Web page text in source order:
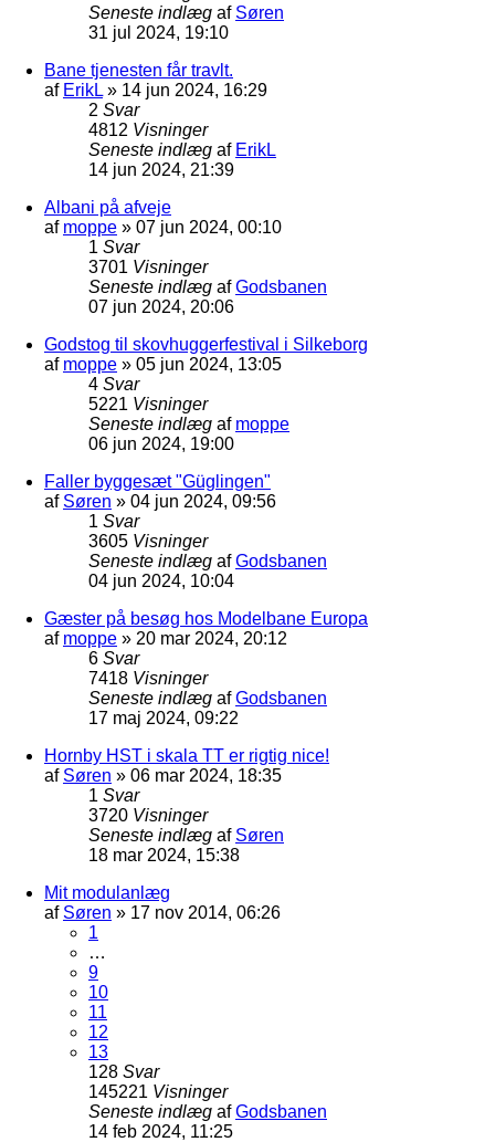
Seneste indlæg af Søren
31 jul 2024, 19:10
Bane tjenesten får travlt.
af ErikL » 14 jun 2024, 16:29
2 Svar
4812 Visninger
Seneste indlæg af ErikL
14 jun 2024, 21:39
Albani på afveje
af moppe » 07 jun 2024, 00:10
1 Svar
3701 Visninger
Seneste indlæg afGodsbanen
07 jun 2024, 20:06
Godstog til skovhuggerfestival i Silkeborg
af moppe » 05 jun 2024, 13:05
4 Svar
5221 Visninger
Seneste indlæg af moppe
06 jun 2024, 19:00
Faller byggesæt "Güglingen"
af Søren » 04 jun 2024, 09:56
1 Svar
3605 Visninger
Seneste indlæg afGodsbanen
04 jun 2024, 10:04
Gæster på besøg hos Modelbane Europa
af moppe » 20 mar 2024, 20:12
6 Svar
7418 Visninger
Seneste indlæg afGodsbanen
17 maj 2024, 09:22
Hornby HST i skala TT er rigtig nice!
af Søren » 06 mar 2024, 18:35
1 Svar
3720 Visninger
Seneste indlæg af Søren
18 mar 2024, 15:38
Mit modulanlæg
af Søren » 17 nov 2014, 06:26
1
…
9
10
11
12
13
128 Svar
145221 Visninger
Seneste indlæg afGodsbanen
14 feb 2024, 11:25